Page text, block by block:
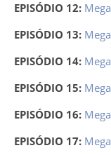
EPISÓDIO 12: Mega
EPISÓDIO 13: Mega
EPISÓDIO 14: Mega
EPISÓDIO 15: Mega
EPISÓDIO 16: Mega
EPISÓDIO 17: Mega